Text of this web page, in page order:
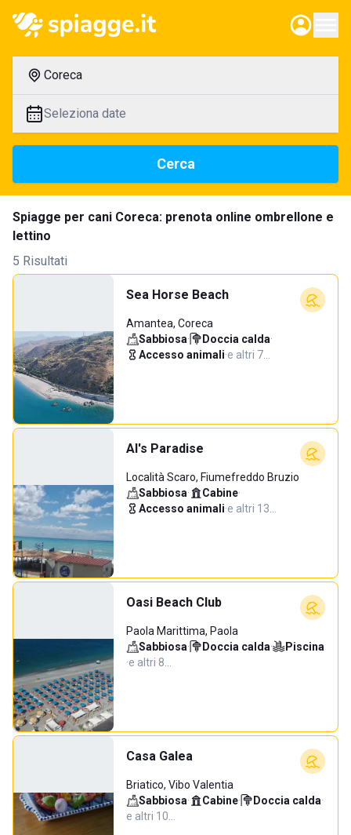
Coreca
Seleziona date
Cerca
Spiagge per cani Coreca: prenota online ombrellone e
lettino
5 Risultati
Sea Horse Beach
Amantea, Coreca
Sabbiosa· Doccia calda·
Accesso animali·e altri 7…
Al's Paradise
Località Scaro, Fiumefreddo Bruzio
Sabbiosa· Cabine·
Accesso animali·e altri 13…
Oasi Beach Club
Paola Marittima, Paola
Sabbiosa· Doccia calda·
Piscina
·e altri 8…
Casa Galea
Briatico, Vibo Valentia
Sabbiosa· Cabine· Doccia calda·
e altri 10…